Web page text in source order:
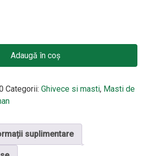
Adaugă în coș
Categorii: Ghivece si masti, Masti de
suplimentare